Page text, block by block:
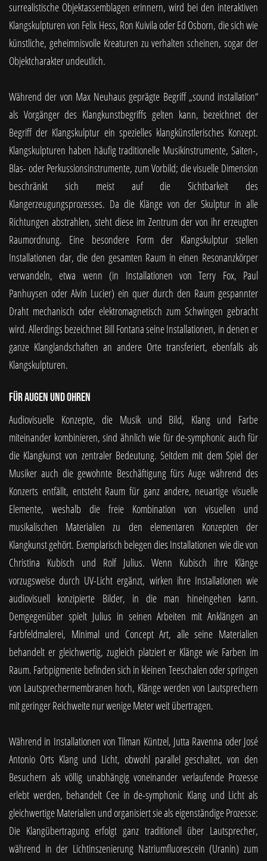
surrealistische Objektassemblagen erinnern, wird bei den interaktiven
Klangskulpturen von Felix Hess, Ron Kuivila oder Ed Osborn, die sich wie
künstliche, geheimnisvolle Kreaturen zu verhalten scheinen, sogar der
Objektcharakter undeutlich.
Während der von Max Neuhaus geprägte Begriff „sound installation“
als Vorgänger des Klangkunstbegriffs gelten kann, bezeichnet der
Begriff der Klangskulptur ein spezielles klangkünstlerisches Konzept.
Klangskulpturen haben häufig traditionelle Musikinstrumente, Saiten-,
Blas- oder Perkussionsinstrumente, zum Vorbild; die visuelle Dimension
beschränkt sich meist auf die Sichtbarkeit des
Klangerzeugungsprozesses. Da die Klänge von der Skulptur in alle
Richtungen abstrahlen, steht diese im Zentrum der von ihr erzeugten
Raumordnung. Eine besondere Form der Klangskulptur stellen
Installationen dar, die den gesamten Raum in einen Resonanzkörper
verwandeln, etwa wenn (in Installationen von Terry Fox, Paul
Panhuysen oder Alvin Lucier) ein quer durch den Raum gespannter
Draht mechanisch oder elektromagnetisch zum Schwingen gebracht
wird. Allerdings bezeichnet Bill Fontana seine Installationen, in denen er
ganze Klanglandschaften an andere Orte transferiert, ebenfalls als
Klangskulpturen.
Für Augen und Ohren
Audiovisuelle Konzepte, die Musik und Bild, Klang und Farbe
miteinander kombinieren, sind ähnlich wie für de-symphonic auch für
die Klangkunst von zentraler Bedeutung. Seitdem mit dem Spiel der
Musiker auch die gewohnte Beschäftigung fürs Auge während des
Konzerts entfällt, entsteht Raum für ganz andere, neuartige visuelle
Elemente, weshalb die freie Kombination von visuellen und
musikalischen Materialien zu den elementaren Konzepten der
Klangkunst gehört. Exemplarisch belegen dies Installationen wie die von
Christina Kubisch und Rolf Julius. Wenn Kubisch ihre Klänge
vorzugsweise durch UV-Licht ergänzt, wirken ihre Installationen wie
audiovisuell konzipierte Bilder, in die man hineingehen kann.
Demgegenüber spielt Julius in seinen Arbeiten mit Anklängen an
Farbfeldmalerei, Minimal und Concept Art, alle seine Materialien
behandelt er gleichwertig, zugleich platziert er Klänge wie Farben im
Raum. Farbpigmente befinden sich in kleinen Teeschalen oder springen
von Lautsprechermembranen hoch, Klänge werden von Lautsprechern
mit geringer Reichweite nur wenige Meter weit übertragen.
Während in Installationen von Tilman Küntzel, Jutta Ravenna oder José
Antonio Orts Klang und Licht, obwohl parallel geschaltet, von den
Besuchern als völlig unabhängig voneinander verlaufende Prozesse
erlebt werden, behandelt Cee in de-symphonic Klang und Licht als
gleichwertige Materialien und organisiert sie als eigenständige Prozesse:
Die Klangübertragung erfolgt ganz traditionell über Lautsprecher,
während in der Lichtinszenierung Natriumfluorescein (Uranin) zum